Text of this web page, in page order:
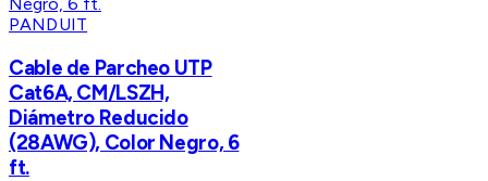
PANDUIT
Cable de Parcheo UTP
Cat6A, CM/LSZH,
Diámetro Reducido
(28AWG), Color Negro, 6
ft.